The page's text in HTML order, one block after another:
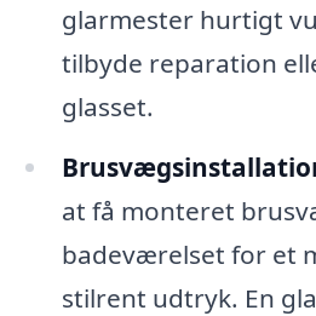
glarmester hurtigt
tilbyde reparation
glasset.
at få monteret
badeværelset for et
stilrent udtryk. En